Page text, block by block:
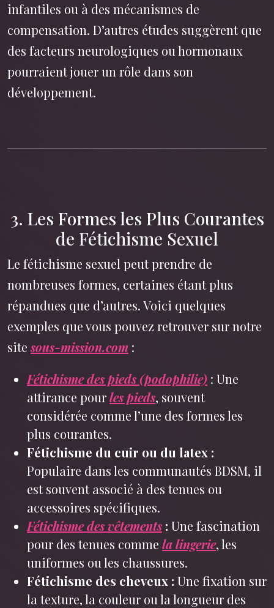
infantiles ou à des mécanismes de
compensation. D’autres études suggèrent que
des facteurs neurologiques ou hormonaux
pourraient jouer un rôle dans son
développement.
3. Les Formes les Plus Courantes
de Fétichisme Sexuel
Le fétichisme sexuel peut prendre de
nombreuses formes, certaines étant plus
répandues que d’autres. Voici quelques
exemples que vous pouvez retrouver sur notre
sitesous-mission.com :
Fétichisme des pieds (podophilie) : Une
attirance pourles pieds, souvent
considérée comme l’une des formes les
plus courantes.
Fétichisme du cuir ou du latex :
Populaire dans les communautés BDSM, il
est souvent associé à des tenues ou
accessoires spécifiques.
Fétichisme des vêtements: Une fascination
pour des tenues comme la lingerie, les
uniformes ou les chaussures.
Fétichisme des cheveux : Une fixation sur
la texture, la couleur ou la longueur des